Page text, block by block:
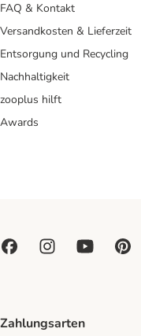
FAQ & Kontakt
Versandkosten & Lieferzeit
Entsorgung und Recycling
Nachhaltigkeit
zooplus hilft
Awards
Zahlungsarten